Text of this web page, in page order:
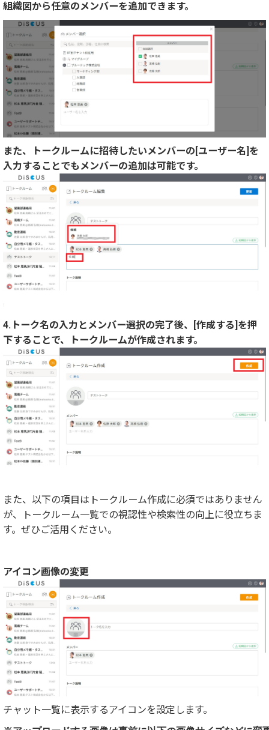
組織図から任意のメンバーを追加できます。
また、トークルームに招待したいメンバーの[ユーザー名]を
入力することでもメンバーの追加は可能です。
4.トーク名の入力とメンバー選択の完了後、[作成する]を押
下することで、トークルームが作成されます。
また、以下の項目はトークルーム作成に必須ではありません
が、トークルーム一覧での視認性や検索性の向上に役立ちま
す。ぜひご活用ください。
アイコン画像の変更
チャット一覧に表示するアイコンを設定します。